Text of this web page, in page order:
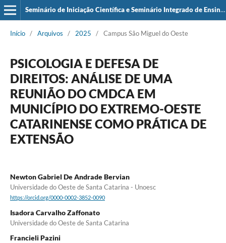
Seminário de Iniciação Científica e Seminário Integrado de Ensino, Pesquisa e Extensão (SIEPE)
Início / Arquivos / 2025 / Campus São Miguel do Oeste
PSICOLOGIA E DEFESA DE
DIREITOS: ANÁLISE DE UMA
REUNIÃO DO CMDCA EM
MUNICÍPIO DO EXTREMO-OESTE
CATARINENSE COMO PRÁTICA DE
EXTENSÃO
Newton Gabriel De Andrade Bervian
Universidade do Oeste de Santa Catarina - Unoesc
https://orcid.org/0000-0002-3852-0090
Isadora Carvalho Zaffonato
Universidade do Oeste de Santa Catarina
Francieli Pazini